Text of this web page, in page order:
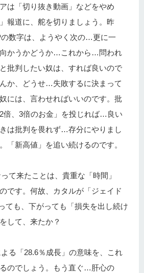
は「切り抜き動画」などをやめ
報道に、舵を切りましょう。昨
数字は、ようやく次の…更に一
かうかどうか…これから…問われ
批判したい奴は、すれば良いので
か、どうせ…失敗するに決まって
には、言わせればいいのです。批
、3倍のお金」を投じれば…良い
は批判を畏れず…存分にやりまし
「新高値」を追い続けるのです。
て来たことは、貴重な「時間」
です。何故、カタルが「ジェイド
ても、下がっても「損失を出し続け
して、来たか？
る「28.6％成長」の意味を、これ
のでしょう。もう直ぐ…肝心の